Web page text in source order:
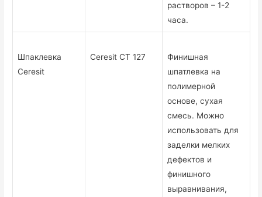
растворов – 1-2
часа.
Шпаклевка
Ceresit
Ceresit CT 127
Финишная
шпатлевка на
полимерной
основе, сухая
смесь. Можно
использовать для
заделки мелких
дефектов и
финишного
выравнивания,